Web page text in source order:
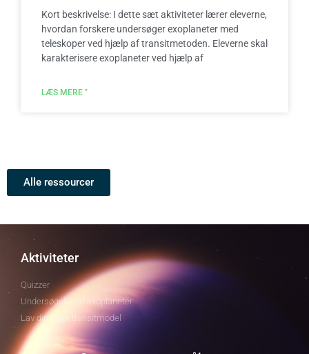
Kort beskrivelse: I dette sæt aktiviteter lærer eleverne,
hvordan forskere undersøger exoplaneter med
teleskoper ved hjælp af transitmetoden. Eleverne skal
karakterisere exoplaneter ved hjælp af
LÆS MERE "
Alle ressourcer
Aktiviteter
Quizzer
Undersøgelse af exoplaneter
Lav din egen transitmodel